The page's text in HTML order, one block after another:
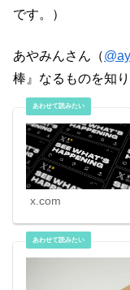
です。）
あやみんさん（
棒』なるものを知
x.com